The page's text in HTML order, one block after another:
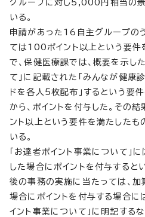
グループに対し5,000円相当の
いる。
申請があった16自主グループの
ては100ポイント以上という要件
で、保健医療課では、概要を示し
て」に記載された「みんなが健康
ドを各人5枚配布」するという要
から、ポイントを付与した。その
ント以上という要件を満たしたも
いる。
「お達者ポイント事業について」
した場合にポイントを付与すると
後の事務の実施に当たっては、加
場合にポイントを付与する場合に
イント事業について」に明記する